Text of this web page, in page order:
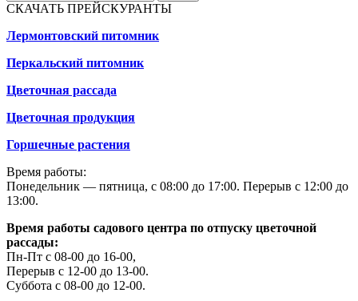
СКАЧАТЬ ПРЕЙСКУРАНТЫ
Лермонтовский питомник
Перкальский питомник
Цветочная рассада
Цветочная продукция
Горшечные растения
Время работы:
Понедельник — пятница, с 08:00 до 17:00. Перерыв с 12:00 до
13:00.
Время работы садового центра по отпуску цветочной
рассады:
Пн-Пт с 08-00 до 16-00,
Перерыв с 12-00 до 13-00.
Суббота с 08-00 до 12-00.